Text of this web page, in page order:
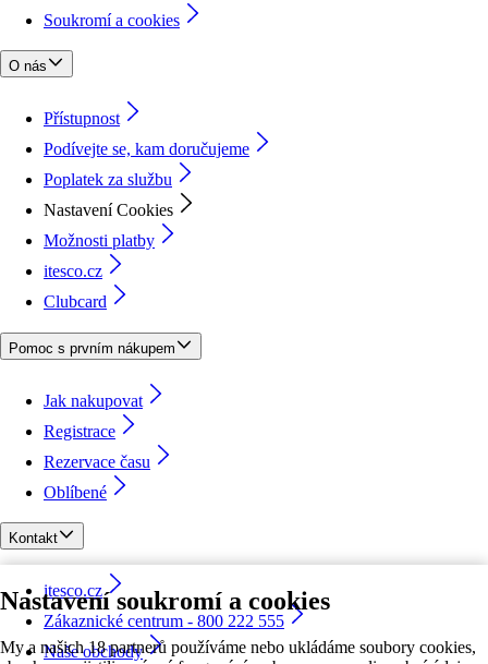
Nastavení soukromí a cookies
My a našich 18 partnerů používáme nebo ukládáme soubory cookies,
Soukromí a cookies
O nás
Přístupnost
Podívejte se, kam doručujeme
Poplatek za službu
Nastavení Cookies
Možnosti platby
itesco.cz
Clubcard
Pomoc s prvním nákupem
Jak nakupovat
Registrace
Rezervace času
Oblíbené
Kontakt
itesco.cz
Zákaznické centrum - 800 222 555
Naše obchody